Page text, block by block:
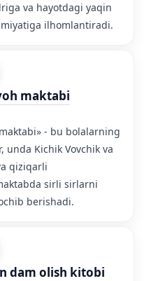
va hayotdagi yaqin
ilhomlantiradi.
maktabi
- bu bolalarning
Kichik Vovchik va
qiziqarli
sirli sirlarni
berishadi.
dam olish kitobi